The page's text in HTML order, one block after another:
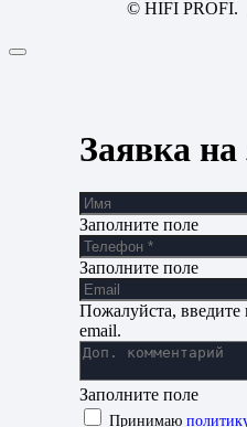
© HIFI PROFI.
Заявка на
Заполните поле
Заполните поле
Пожалуйста, введите
email.
Заполните поле
Принимаю